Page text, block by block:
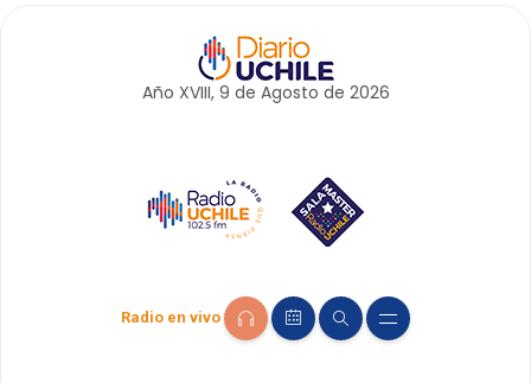
Año XVIII, 9 de Agosto de 2026
Radio en vivo